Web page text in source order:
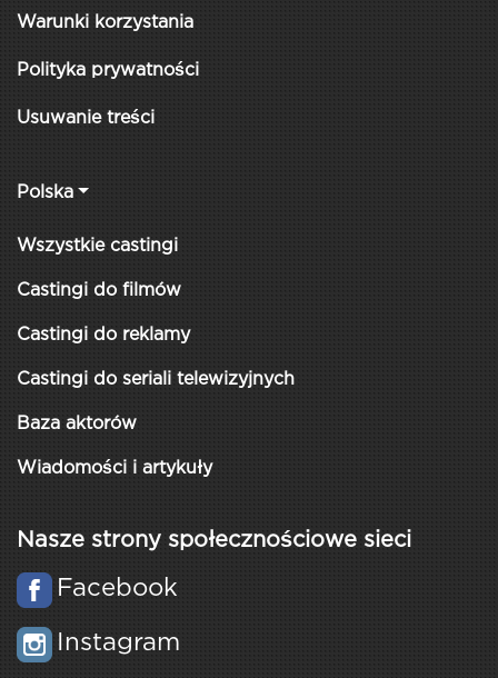
Warunki korzystania
Polityka prywatności
Usuwanie treści
Polska
Wszystkie castingi
Castingi do filmów
Castingi do reklamy
Castingi do seriali telewizyjnych
Baza aktorów
Wiadomości i artykuły
Nasze strony społecznościowe sieci
Facebook
Instagram